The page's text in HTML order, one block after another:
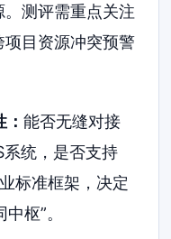
测评需重点关注
目资源冲突预警
：能否无缝对接
系统，是否支持
标准框架，决定
枢”。